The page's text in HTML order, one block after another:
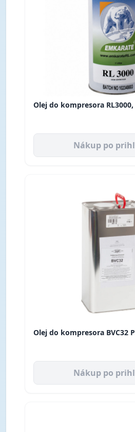
Olej do kompresora
Nákup po
Olej do kompresora BVC32
Nákup po